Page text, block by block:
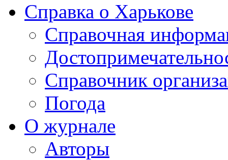
Справка о Харькове
Справочная
Справочник
Погода
О журнале
Авторы